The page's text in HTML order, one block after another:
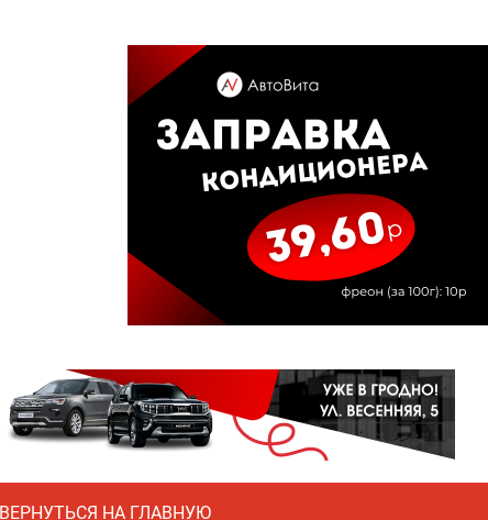
ВЕРНУТЬСЯ НА ГЛАВНУЮ